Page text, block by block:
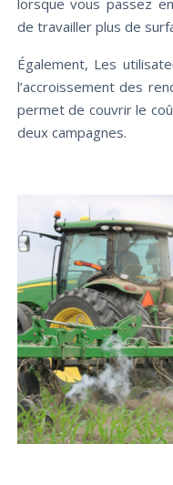
de travailler plus de
Également, Les
l’accroissement des
permet de couvrir le
deux campagnes.